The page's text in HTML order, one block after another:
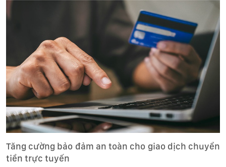
Tăng cường bảo đảm an toàn cho giao dịch chuyển
tiền trực tuyến